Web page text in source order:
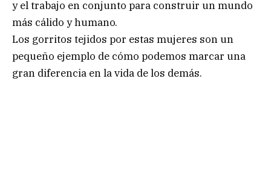
y el trabajo en conjunto para construir un mundo
más cálido y humano.
Los gorritos tejidos por estas mujeres son un
pequeño ejemplo de cómo podemos marcar una
gran diferencia en la vida de los demás.